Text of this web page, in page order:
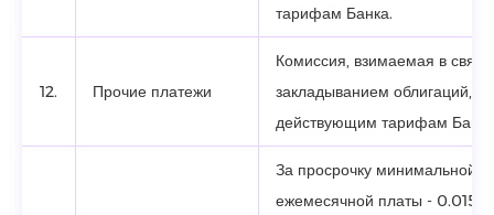
тарифам Банка.
12. Прочие платежи
Комиссия, взимаемая в связи
закладыванием облигаций,
действующим тарифам
За просрочку минимальной
ежемесячной платы - 0.015%